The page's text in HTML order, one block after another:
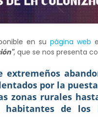
en supágina web
, que se nos presenta
extremeños
por la
zonas rurales
de los